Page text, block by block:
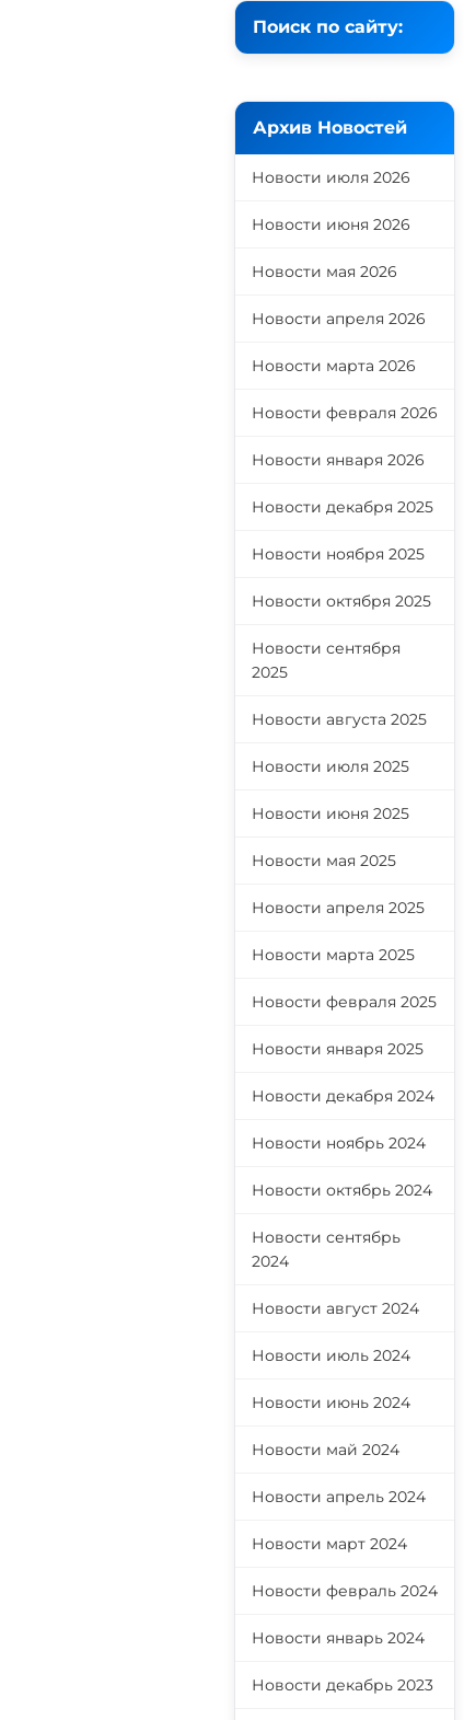
Поиск по сайту:
Архив Новостей
Новости июля 2026
Новости июня 2026
Новости мая 2026
Новости апреля 2026
Новости марта 2026
Новости февраля 2026
Новости января 2026
Новости декабря 2025
Новости ноября 2025
Новости октября 2025
Новости сентября
2025
Новости августа 2025
Новости июля 2025
Новости июня 2025
Новости мая 2025
Новости апреля 2025
Новости марта 2025
Новости февраля 2025
Новости января 2025
Новости декабря 2024
Новости ноябрь 2024
Новости октябрь 2024
Новости сентябрь
2024
Новости август 2024
Новости июль 2024
Новости июнь 2024
Новости май 2024
Новости апрель 2024
Новости март 2024
Новости февраль 2024
Новости январь 2024
Новости декабрь 2023